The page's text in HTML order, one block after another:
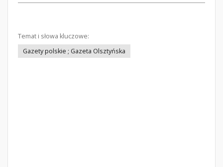
Temat i słowa kluczowe:
Gazety polskie ; Gazeta Olsztyńska